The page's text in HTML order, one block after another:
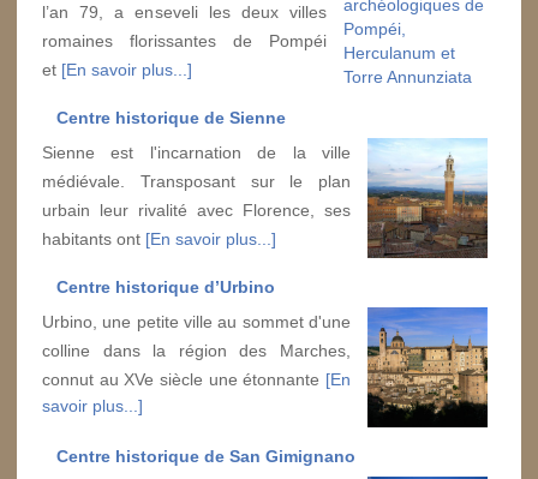
l’an 79, a enseveli les deux villes
romaines florissantes de Pompéi
et [En savoir plus...]
Centre historique de Sienne
Sienne est l'incarnation de la ville
médiévale. Transposant sur le plan
urbain leur rivalité avec Florence, ses
habitants ont [En savoir plus...]
Centre historique d’Urbino
Urbino, une petite ville au sommet d'une
colline dans la région des Marches,
connut au XVe siècle une étonnante [En
savoir plus...]
Centre historique de San Gimignano